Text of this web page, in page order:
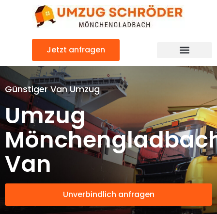
Jetzt anfragen
Günstiger Van Umzug
Umzug
Van
Unverbindlich anfragen